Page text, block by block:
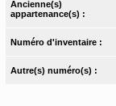
Ancienne(s)
appartenance(s) :
Numéro d'inventaire :
Autre(s) numéro(s) :